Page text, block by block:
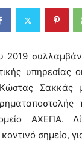
2019
υπηρεσίας
Σακκάς
ΑΧΕΠΑ.
σημείο,